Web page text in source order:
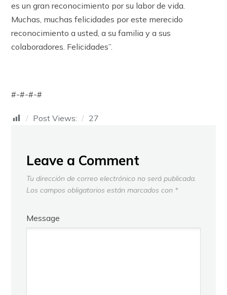
es un gran reconocimiento por su labor de vida.
Muchas, muchas felicidades por este merecido
reconocimiento a usted, a su familia y a sus
colaboradores. Felicidades”.
#-#-#-#
Post Views: 27
Leave a Comment
Tu dirección de correo electrónico no será publicada.
Los campos obligatorios están marcados con *
Message